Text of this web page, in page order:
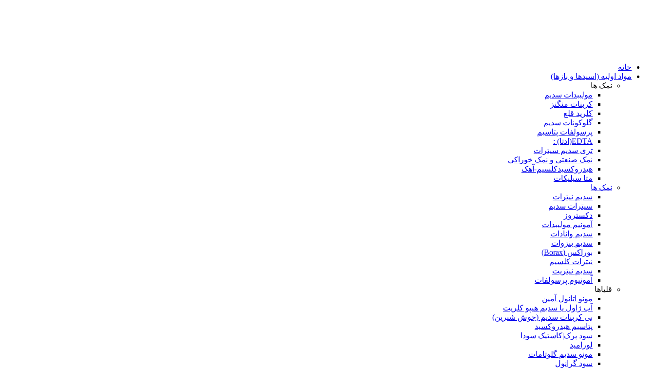
خانه
مواد اولیه (اسیدها و بازها)
نمک ها
مولیبدات سدیم
کربنات منگنز
کلرید قلع
گلوکونات سدیم
پرسولفات پتاسیم
EDTA(ادتا) :
تری سدیم سیترات
نمک صنعتی و نمک خوراکی
هیدروکسیدکلسیم-آهک
متا سیلیکات
نمک ها
سدیم نیترات
سیترات سدیم
دکستروز
آمونیم مولیبدات
سدیم وانادات
سدیم بنزوات
بوراکس (Borax)
نیترات کلسیم
سدیم نیتریت
آمونیوم پرسولفات
قلیاها
مونو اتانول آمین
آب ژاول یا سدیم هیپو کلریت
بی کربنات سدیم (جوش شیرین)
پتاسیم هیدروکسید
سود پرک|کاستیک سودا
لورامید
مونو سدیم گلوتامات
سود گرانول